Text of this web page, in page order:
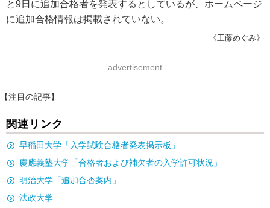
と9日に追加合格者を発表するとしているが、ホームページ
に追加合格情報は掲載されていない。
《工藤めぐみ》
advertisement
【注目の記事】
関連リンク
早稲田大学「入学試験合格者発表掲示板」
慶應義塾大学「合格者および補欠者の入学許可状況」
明治大学「追加合否案内」
法政大学